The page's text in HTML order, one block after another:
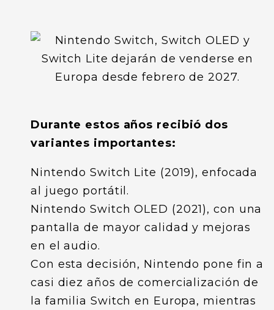
Durante estos años recibió dos
variantes importantes:
Nintendo Switch Lite (2019), enfocada
al juego portátil.
Nintendo Switch OLED (2021), con una
pantalla de mayor calidad y mejoras
en el audio.
Con esta decisión, Nintendo pone fin a
casi diez años de comercialización de
la familia Switch en Europa, mientras